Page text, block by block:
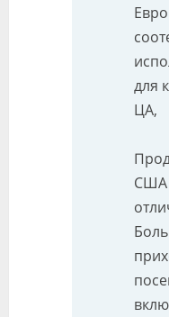
для
ЦА,
США